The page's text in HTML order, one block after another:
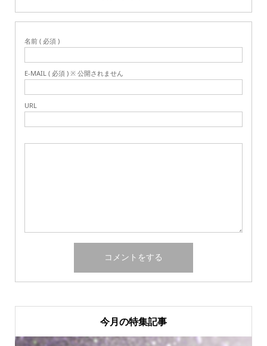
名前 ( 必須 )
E-MAIL ( 必須 ) ※ 公開されません
URL
今月の特集記事